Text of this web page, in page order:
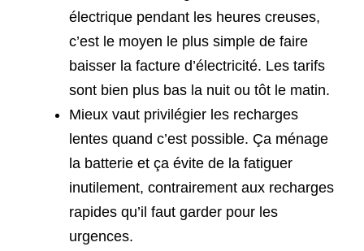
électrique pendant les heures creuses,
c’est le moyen le plus simple de faire
baisser la facture d’électricité. Les tarifs
sont bien plus bas la nuit ou tôt le matin.
Mieux vaut privilégier les recharges
lentes quand c’est possible. Ça ménage
la batterie et ça évite de la fatiguer
inutilement, contrairement aux recharges
rapides qu’il faut garder pour les
urgences.